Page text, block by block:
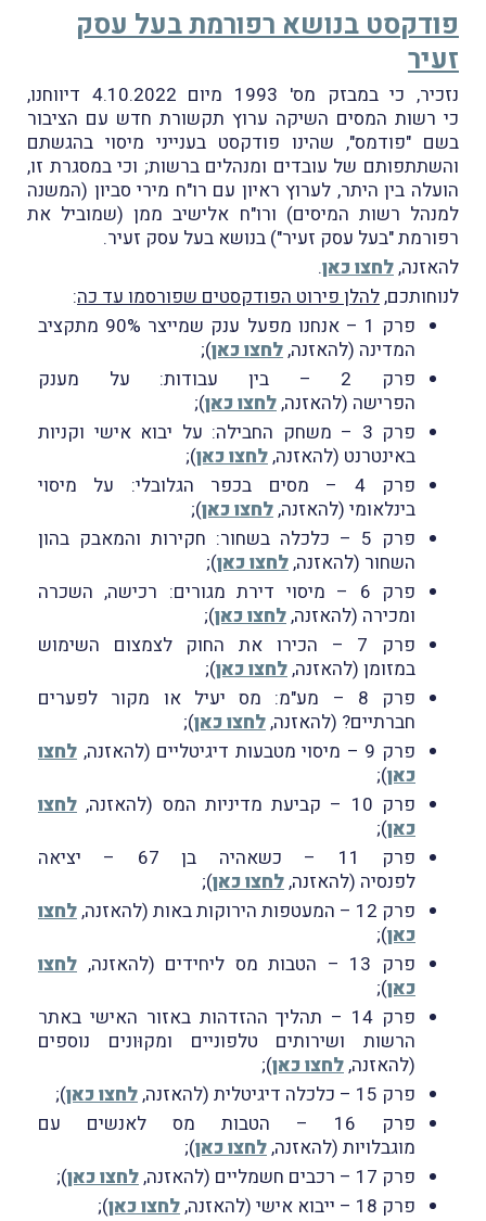
פודקסט בנושא רפורמת בעל עסק
זעיר
נזכיר, כי במבזק מס' 1993 מיום 4.10.2022 דיווחנו,
כי רשות המסים השיקה ערוץ תקשורת חדש עם הציבור
בשם "פודמס", שהינו פודקסט בענייני מיסוי בהגשתם
והשתתפותם של עובדים ומנהלים ברשות; וכי במסגרת זו,
הועלה בין היתר, לערוץ ראיון עם רו"ח מירי סביון (המשנה
למנהל רשות המיסים) ורו"ח אלישיב ממן (שמוביל את
רפורמת "בעל עסק זעיר") בנושא בעל עסק זעיר.
להאזנה,לחצו כאן.
לנוחותכם,להלן פירוט הפודקסטים שפורסמו עד כה:
פרק 1 – אנחנו מפעל ענק שמייצר 90% מתקציב
המדינה (להאזנה,לחצו כאן);
פרק 2 – בין עבודות: על מענק
הפרישה (להאזנה,לחצו כאן);
פרק 3 – משחק החבילה: על יבוא אישי וקניות
באינטרנט (להאזנה,לחצו כאן);
פרק 4 – מסים בכפר הגלובלי: על מיסוי
בינלאומי (להאזנה,לחצו כאן);
פרק 5 – כלכלה בשחור: חקירות והמאבק בהון
השחור (להאזנה,לחצו כאן);
פרק 6 – מיסוי דירת מגורים: רכישה, השכרה
ומכירה (להאזנה,לחצו כאן);
פרק 7 – הכירו את החוק לצמצום השימוש
במזומן (להאזנה,לחצו כאן);
פרק 8 – מע"מ: מס יעיל או מקור לפערים
חברתיים? (להאזנה,לחצו כאן);
פרק 9 – מיסוי מטבעות דיגיטליים (להאזנה,
לחצו
כאן);
פרק 10 – קביעת מדיניות המס (להאזנה,
לחצו
כאן);
פרק 11 – כשאהיה בן 67 – יציאה
לפנסיה (להאזנה,לחצו כאן);
פרק 12 – המעטפות הירוקות באות (להאזנה,
לחצו
כאן);
פרק 13 – הטבות מס ליחידים (להאזנה,
לחצו
כאן);
פרק 14 – תהליך ההזדהות באזור האישי באתר
הרשות ושירותים טלפוניים ומקוּונים נוספים
(להאזנה,לחצו כאן);
פרק 15 – כלכלה דיגיטלית (להאזנה,
לחצו כאן);
פרק 16 – הטבות מס לאנשים עם
מוגבלויות (להאזנה,לחצו כאן);
פרק 17 – רכבים חשמליים (להאזנה,
לחצו כאן);
פרק 18 – ייבוא אישי (להאזנה,
לחצו כאן);